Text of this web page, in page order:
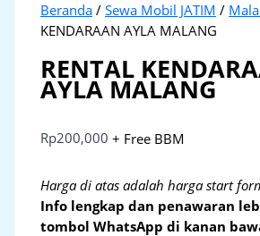
Beranda /Sewa Mobil JATIM /
KENDARAAN AYLA MALANG
RENTAL
AYLA MALANG
Rp200,000 + Free BBM
Harga di atas adalah harga start
Info lengkap dan penawaran
tombol WhatsApp di kanan